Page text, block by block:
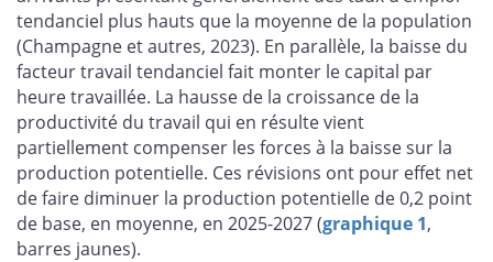
tendanciel plus hauts que la moyenne de la population
(Champagne et autres, 2023). En parallèle, la baisse du
facteur travail tendanciel fait monter le capital par
heure travaillée. La hausse de la croissance de la
productivité du travail qui en résulte vient
partiellement compenser les forces à la baisse sur la
production potentielle. Ces révisions ont pour effet net
de faire diminuer la production potentielle de 0,2 point
de base, en moyenne, en 2025-2027 (graphique 1,
barres jaunes).